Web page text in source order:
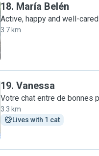
18. María Belén
Active, happy and well-
3.7 km
19. Vanessa
Votre chat entre de bonnes
3.3 km
Lives with 1 cat